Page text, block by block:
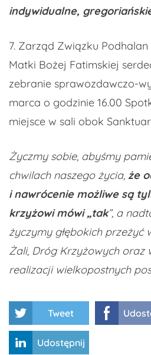
indywidualne,
7. Zarząd Związku
Matki Bożej Fatimskiej
zebranie sprawozdawczo-
marca o godzinie 16.00
miejsce w sali obok
Życzmy sobie, abyśmy
chwilach naszego życia, że
i nawrócenie możliwe są
krzyżowi mówi „tak”, a
życzymy głębokich przeżyć
Żali, Dróg Krzyżowych oraz
realizacji wielkopostnych
Tweet
Udostępnij